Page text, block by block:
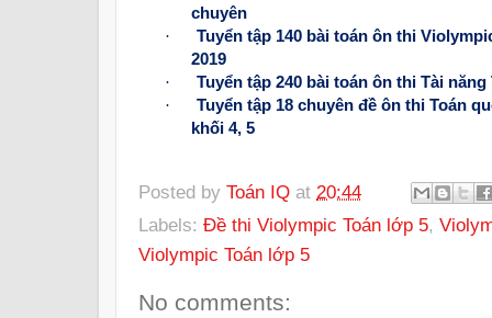
chuyên
·
Tuyển tập 140 bài toán ôn thi
2019
·
Tuyển tập 240 bài toán ôn thi Tài
·
Tuyển tập 18 chuyên đề ôn thi Toán
khối 4, 5
Posted by Toán IQ at 20:44
Labels: Đề thi Violympic Toán lớp 5,
Violympic Toán lớp 5
No comments: